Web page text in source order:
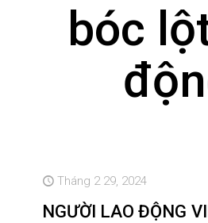
bóc
Tháng 2 29, 2024
NGƯỜI LAO ĐỘNG